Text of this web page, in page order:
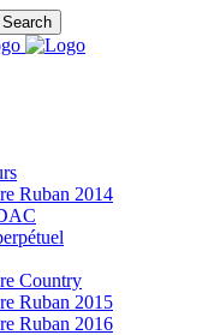
Ruban 2014
Country
Ruban 2015
Ruban 2016